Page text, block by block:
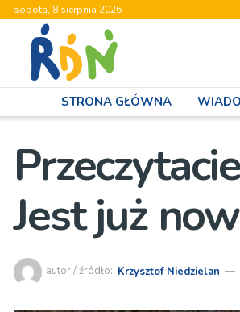
sobota, 8 sierpnia 2026
STRONA GŁÓWNA
Jest już
autor / źródło: Krzysztof Niedzielan